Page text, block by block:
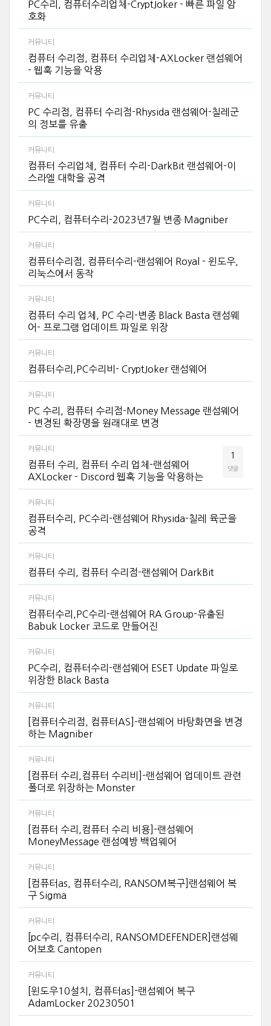
PC수리, 컴퓨터수리업체-CryptJoker - 빠른 파일 암
호화
커뮤니티
컴퓨터 수리점, 컴퓨터 수리업체-AXLocker 랜섬웨어
- 웹훅 기능을 악용
커뮤니티
PC 수리점, 컴퓨터 수리점-Rhysida 랜섬웨어-칠레군
의 정보를 유출
커뮤니티
컴퓨터 수리업체, 컴퓨터 수리-DarkBit 랜섬웨어-이
스라엘 대학을 공격
커뮤니티
PC수리, 컴퓨터수리-2023년7월 변종 Magniber
커뮤니티
컴퓨터수리점, 컴퓨터수리-랜섬웨어 Royal - 윈도우,
리눅스에서 동작
커뮤니티
컴퓨터 수리 업체, PC 수리-변종 Black Basta 랜섬웨
어- 프로그램 업데이트 파일로 위장
커뮤니티
컴퓨터수리,PC수리비- CryptJoker 랜섬웨어
커뮤니티
PC 수리, 컴퓨터 수리점-Money Message 랜섬웨어
- 변경된 확장명을 원래대로 변경
커뮤니티
컴퓨터 수리, 컴퓨터 수리 업체-랜섬웨어
AXLocker - Discord 웹훅 기능을 악용하는
1
댓글
커뮤니티
컴퓨터수리, PC수리-랜섬웨어 Rhysida-칠레 육군을
공격
커뮤니티
컴퓨터 수리, 컴퓨터 수리점-랜섬웨어 DarkBit
커뮤니티
컴퓨터수리,PC수리-랜섬웨어 RA Group-유출된
Babuk Locker 코드로 만들어진
커뮤니티
PC수리, 컴퓨터수리-랜섬웨어 ESET Update 파일로
위장한 Black Basta
커뮤니티
[컴퓨터수리점, 컴퓨터AS]-랜섬웨어 바탕화면을 변경
하는 Magniber
커뮤니티
[컴퓨터 수리,컴퓨터 수리비]-랜섬웨어 업데이트 관련
폴더로 위장하는 Monster
커뮤니티
[컴퓨터 수리,컴퓨터 수리 비용]-랜섬웨어
MoneyMessage 랜섬예방 백업웨어
커뮤니티
[컴퓨터as, 컴퓨터수리, RANSOM복구]랜섬웨어 복
구 Sigma
커뮤니티
[pc수리, 컴퓨터수리, RANSOMDEFENDER]랜섬웨
어보호 Cantopen
커뮤니티
[윈도우10설치, 컴퓨터as]-랜섬웨어 복구
AdamLocker 20230501